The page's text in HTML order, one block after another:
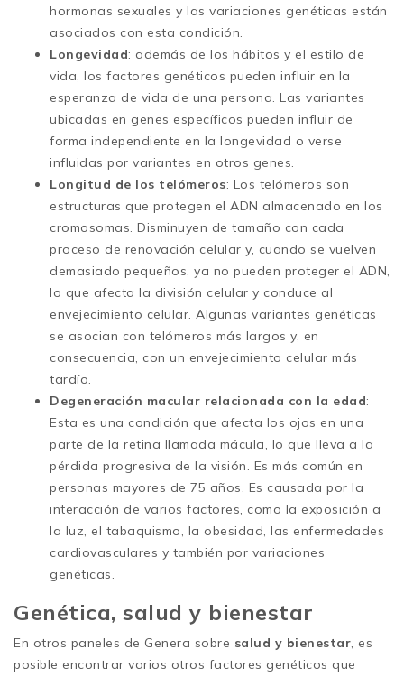
hormonas sexuales y las variaciones genéticas están
asociados con esta condición.
Longevidad: además de los hábitos y el estilo de
vida, los factores genéticos pueden influir en la
esperanza de vida de una persona. Las variantes
ubicadas en genes específicos pueden influir de
forma independiente en la longevidad o verse
influidas por variantes en otros genes.
Longitud de los telómeros: Los telómeros son
estructuras que protegen el ADN almacenado en los
cromosomas. Disminuyen de tamaño con cada
proceso de renovación celular y, cuando se vuelven
demasiado pequeños, ya no pueden proteger el ADN,
lo que afecta la división celular y conduce al
envejecimiento celular. Algunas variantes genéticas
se asocian con telómeros más largos y, en
consecuencia, con un envejecimiento celular más
tardío.
Degeneración macular relacionada con la edad:
Esta es una condición que afecta los ojos en una
parte de la retina llamada mácula, lo que lleva a la
pérdida progresiva de la visión. Es más común en
personas mayores de 75 años. Es causada por la
interacción de varios factores, como la exposición a
la luz, el tabaquismo, la obesidad, las enfermedades
cardiovasculares y también por variaciones
genéticas.
Genética, salud y bienestar
En otros paneles de Genera sobre salud y bienestar, es
posible encontrar varios otros factores genéticos que